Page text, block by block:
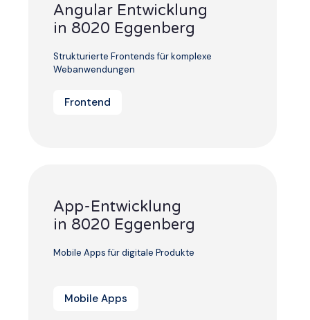
Angular Entwicklung
in 8020 Eggenberg
Strukturierte Frontends für komplexe
Webanwendungen
Frontend
App-Entwicklung
in 8020 Eggenberg
Mobile Apps für digitale Produkte
Mobile Apps